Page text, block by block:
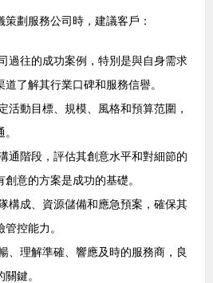
劃服務公司時，建議客戶：
過往的成功案例，特別是與自身需求
了解其行業口碑和服務信譽。
活動目標、規模、風格和預算范圍，
通階段，評估其創意水平和對細節的
意的方案是成功的基礎。
構成、資源儲備和應急預案，確保其
控能力。
、理解準確、響應及時的服務商，良
鍵。